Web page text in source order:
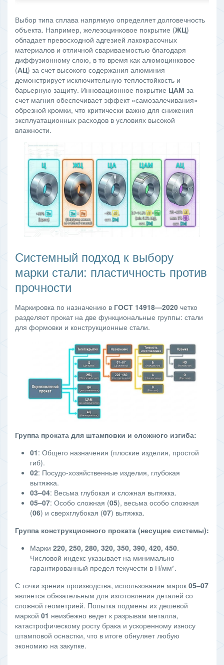
Выбор типа сплава напрямую определяет долговечность
объекта. Например, железоцинковое покрытие (ЖЦ)
обладает превосходной адгезией лакокрасочных
материалов и отличной свариваемостью благодаря
диффузионному слою, в то время как алюмоцинковое
(АЦ) за счет высокого содержания алюминия
демонстрирует исключительную теплостойкость и
барьерную защиту. Инновационное покрытие ЦАМ за
счет магния обеспечивает эффект «самозалечивания»
обрезной кромки, что критически важно для снижения
эксплуатационных расходов в условиях высокой
влажности.
Системный подход к выбору
марки стали: пластичность против
прочности
Маркировка по назначению в ГОСТ 14918—2020 четко
разделяет прокат на две функциональные группы: стали
для формовки и конструкционные стали.
Группа проката для штамповки и сложного изгиба:
01: Общего назначения (плоские изделия, простой
гиб).
02: Посудо-хозяйственные изделия, глубокая
вытяжка.
03–04: Весьма глубокая и сложная вытяжка.
05–07: Особо сложная (05), весьма особо сложная
(06) и сверхглубокая (07) вытяжка.
Группа конструкционного проката (несущие системы):
Марки 220, 250, 280, 320, 350, 390, 420, 450.
Числовой индекс указывает на минимально
гарантированный предел текучести в Н/мм².
С точки зрения производства, использование марок 05–07
является обязательным для изготовления деталей со
сложной геометрией. Попытка подмены их дешевой
маркой 01 неизбежно ведет к разрывам металла,
катастрофическому росту брака и ускоренному износу
штамповой оснастки, что в итоге обнуляет любую
экономию на закупке.